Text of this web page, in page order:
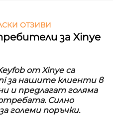
ОТЗИВИ
за Xinye
от Xinye са
за нашите клиенти в
и предлагат голяма
Силно
големи поръчки.